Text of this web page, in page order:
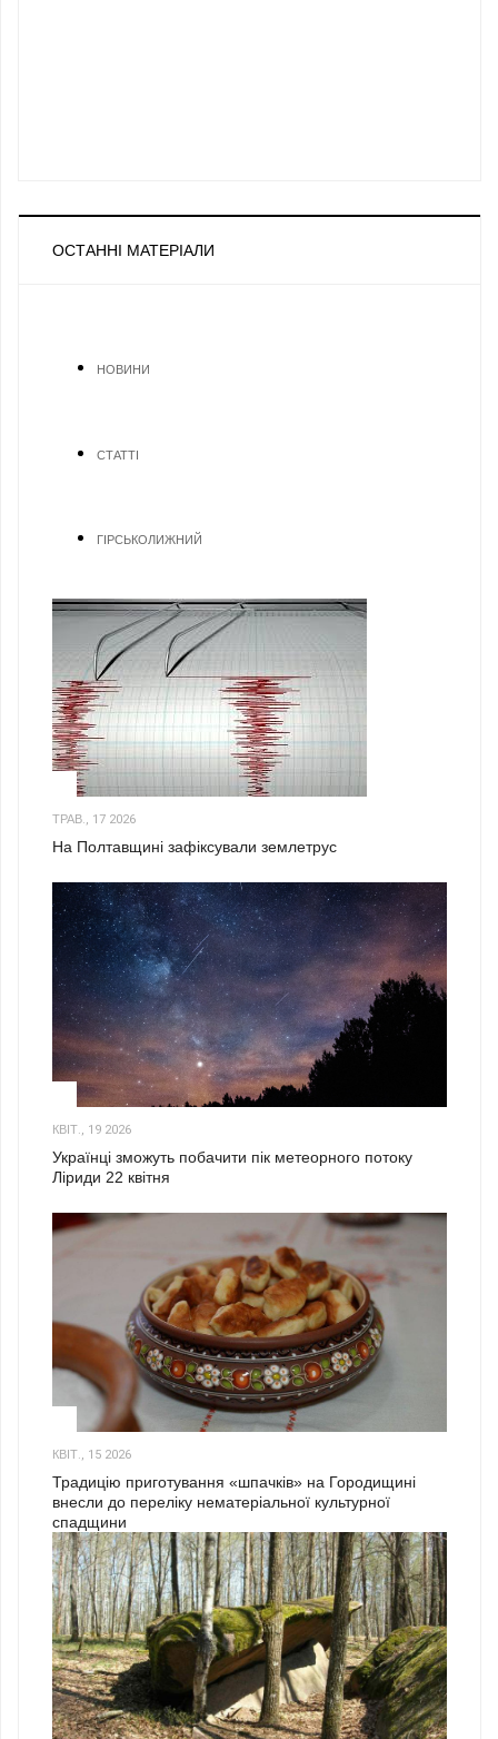
ОСТАННІ МАТЕРІАЛИ
НОВИНИ
СТАТТІ
ГІРСЬКОЛИЖНИЙ
ТРАВ., 17 2026
На Полтавщині зафіксували землетрус
КВІТ., 19 2026
Українці зможуть побачити пік метеорного потоку
Ліриди 22 квітня
КВІТ., 15 2026
Традицію приготування «шпачків» на Городищині
внесли до переліку нематеріальної культурної
спадщини